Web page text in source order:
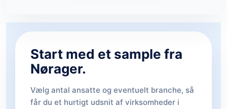
Start med et sample fra
Nørager.
Vælg antal ansatte og eventuelt branche, så
får du et hurtigt udsnit af virksomheder i